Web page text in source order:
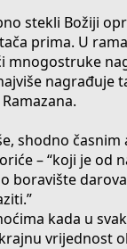
stekli Božiji
prima. U
mnogostruke
nagrađuje
shodno
– “koji je od
boravište
kada u
vrijednost